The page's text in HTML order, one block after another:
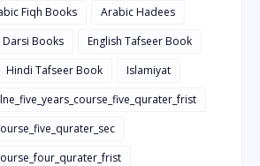
Fiqh Books
Arabic Hadees
Darsi Books
English Tafseer Book
Hindi Tafseer Book
Islamiyat